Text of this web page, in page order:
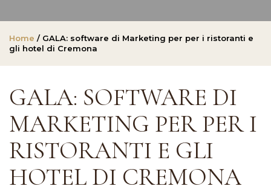
Home / GALA: software di Marketing per per i ristoranti e
gli hotel di Cremona
GALA: SOFTWARE DI
MARKETING PER PER I
RISTORANTI E GLI
HOTEL DI CREMONA